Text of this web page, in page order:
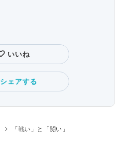
いいね
シェアする
「戦い」と「闘い」